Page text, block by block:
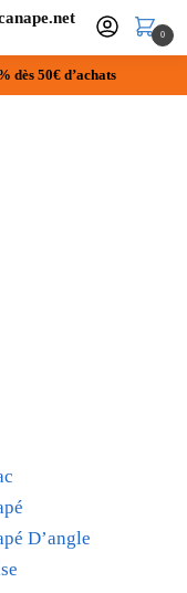
0
dès 50€ d’achats
D’angle